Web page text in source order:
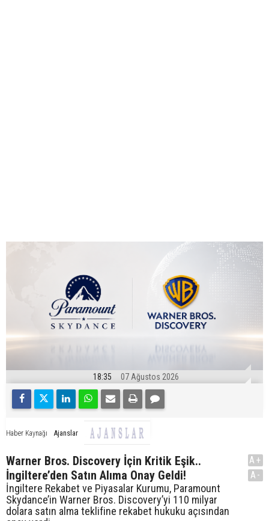
18:35 07 Ağustos 2026
Haber Kaynağı Ajanslar
Warner Bros. Discovery İçin Kritik Eşik..
İngiltere’den Satın Alıma Onay Geldi!
İngiltere Rekabet ve Piyasalar Kurumu, Paramount
Skydance’in Warner Bros. Discovery’yi 110 milyar
dolara satın alma teklifine rekabet hukuku açısından
A+
A-